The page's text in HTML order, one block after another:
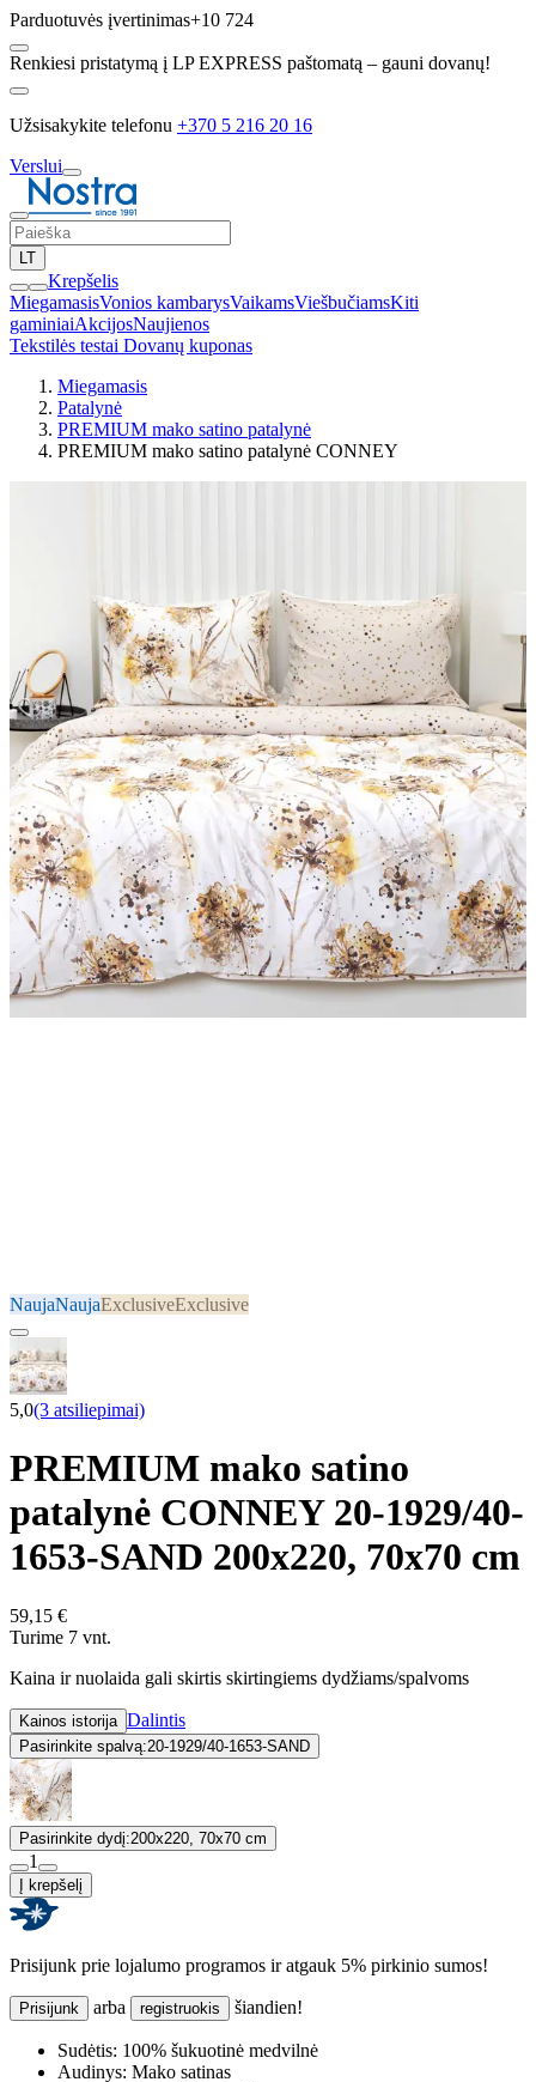
Parduotuvės įvertinimas+10 724
Renkiesi pristatymą į LP EXPRESS paštomatą – gauni dovanų!
Užsisakykite telefonu +370 5 216 20 16
Verslui
LT
Krepšelis
MiegamasisVonios kambarysVaikamsViešbučiamsKiti
gaminiaiAkcijosNaujienos
Tekstilės testai Dovanų kuponas
Miegamasis
Patalynė
PREMIUM mako satino patalynė
PREMIUM mako satino patalynė CONNEY
NaujaNaujaExclusiveExclusive
5,0(3 atsiliepimai)
PREMIUM mako satino
patalynė CONNEY 20-1929/40-
1653-SAND 200x220, 70x70 cm
59,15 €
Turime 7 vnt.
Kaina ir nuolaida gali skirtis skirtingiems dydžiams/spalvoms
Kainos istorija Dalintis
Pasirinkite spalvą:20-1929/40-1653-SAND
Pasirinkite dydį:200x220, 70x70 cm
1
Į krepšelį
Prisijunk prie lojalumo programos ir atgauk 5% pirkinio sumos!
Prisijunk arba registruokis šiandien!
Sudėtis: 100% šukuotinė medvilnė
Audinys: Mako satinas